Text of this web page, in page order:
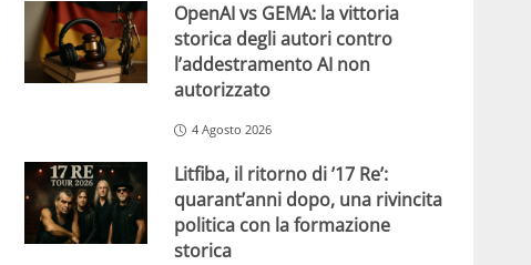
OpenAI vs GEMA: la vittoria
storica degli autori contro
l’addestramento AI non
autorizzato
4 Agosto 2026
Litfiba, il ritorno di ’17 Re’:
quarant’anni dopo, una rivincita
politica con la formazione
storica